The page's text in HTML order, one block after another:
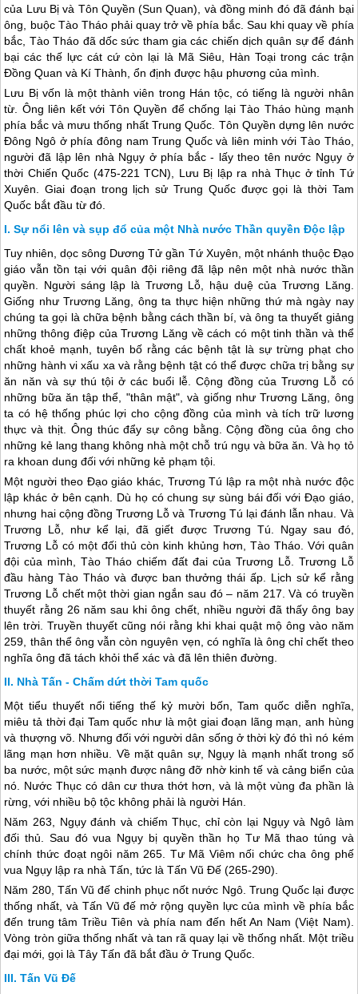
của Lưu Bị và Tôn Quyền (Sun Quan), và đồng minh đó đã đánh bại
ông, buộc Tào Tháo phải quay trở về phía bắc. Sau khi quay về phía
bắc, Tào Tháo đã dốc sức tham gia các chiến dịch quân sự để đánh
bại các thế lực cát cứ còn lại là Mã Siêu, Hàn Toại trong các trận
Đồng Quan và Kí Thành, ổn định được hậu phương của mình.
Lưu Bị vốn là một thành viên trong Hán tộc, có tiếng là người nhân
từ. Ông liên kết với Tôn Quyền để chống lại Tào Tháo hùng mạnh
phía bắc và mưu thống nhất Trung Quốc . Tôn Quyền dựng lên nước
Đông Ngô ở phía đông namTrung Quốcvà liên minh với Tào Tháo,
người đã lập lên nhà Ngụy ở phía bắc - lấy theo tên nước Ngụy ở
thời Chiến Quốc (475-221 TCN), Lưu Bị lập ra nhà Thục ở tỉnh Tứ
Xuyên. Giai đoạn trong lịch sử Trung Quốcđược gọi là thời Tam
Quốc bắt đầu từ đó.
Sự nổi lên và sụp đổ của một Nhà nước Thần quyền Độc lập
Tuy nhiên, dọc sông Dương Tử gần Tứ Xuyên, một nhánh thuộc Đạo
giáo vẫn tồn tại với quân đội riêng đã lập nên một nhà nước thần
quyền. Người sáng lập là Trương Lỗ, hậu duệ của Trương Lăng.
Giống như Trương Lăng, ông ta thực hiện những thứ mà ngày nay
chúng ta gọi là chữa bệnh bằng cách thần bí, và ông ta thuyết giảng
những thông điệp của Trương Lăng về cách có một tinh thần và thể
chất khoẻ mạnh, tuyên bố rằng các bệnh tật là sự trừng phạt cho
những hành vi xấu xa và rằng bệnh tật có thể được chữa trị bằng sự
ăn năn và sự thú tội ở các buổi lễ. Cộng đồng của Trương Lỗ có
những bữa ăn tập thể, "thân mật", và giống như Trương Lăng, ông
ta có hệ thống phúc lợi cho cộng đồng của mình và tích trữ lương
thực và thịt. Ông thúc đẩy sự công bằng. Cộng đồng của ông cho
những kẻ lang thang không nhà một chỗ trú ngụ và bữa ăn. Và họ tỏ
ra khoan dung đối với những kẻ phạm tội.
Một người theo Đạo giáo khác, Trương Tú lập ra một nhà nước độc
lập khác ở bên cạnh. Dù họ có chung sự sùng bái đối với Đạo giáo,
nhưng hai cộng đồng Trương Lỗ và Trương Tú lại đánh lẫn nhau. Và
Trương Lỗ, như kể lại, đã giết được Trương Tú. Ngay sau đó,
Trương Lỗ có một đối thủ còn kinh khủng hơn, Tào Tháo. Với quân
đội của mình, Tào Tháo chiếm đất đai của Trương Lỗ. Trương Lỗ
đầu hàng Tào Tháo và được ban thưởng thái ấp. Lịch sử kể rằng
Trương Lỗ chết một thời gian ngắn sau đó – năm 217. Và có truyền
thuyết rằng 26 năm sau khi ông chết, nhiều người đã thấy ông bay
lên trời. Truyền thuyết cũng nói rằng khi khai quật mộ ông vào năm
259, thân thể ông vẫn còn nguyên vẹn, có nghĩa là ông chỉ chết theo
nghĩa ông đã tách khỏi thể xác và đã lên thiên đường.
Nhà Tấn - Chấm dứt thời Tam quốc
Một tiểu thuyết nổi tiếng thế kỷ mười bốn, Tam quốc diễn nghĩa,
miêu tả thời đại Tam quốc như là một giai đoạn lãng mạn, anh hùng
và thượng võ. Nhưng đối với người dân sống ở thời kỳ đó thì nó kém
lãng mạn hơn nhiều. Về mặt quân sự, Ngụy là mạnh nhất trong số
ba nước, một sức mạnh được nâng đỡ nhờ kinh tế và cảng biển của
nó. Nước Thục có dân cư thưa thớt hơn, và là một vùng đa phần là
rừng, với nhiều bộ tộc không phải là người Hán.
Năm 263, Ngụy đánh và chiếm Thục, chỉ còn lại Ngụy và Ngô làm
đối thủ. Sau đó vua Ngụy bị quyền thần họ Tư Mã thao túng và
chính thức đoạt ngôi năm 265. Tư Mã Viêm nối chức cha ông phế
vua Ngụy lập ra nhà Tấn, tức là Tấn Vũ Đế (265-290).
Năm 280, Tấn Vũ đế chinh phục nốt nước Ngô. Trung Quốc lại được
thống nhất, và Tấn Vũ đế mở rộng quyền lực của mình về phía bắc
đến trung tâm Triều Tiên và phía nam đến hết An Nam (Việt Nam).
Vòng tròn giữa thống nhất và tan rã quay lại về thống nhất. Một triều
đại mới, gọi là Tây Tấn đã bắt đầu ởTrung Quốc
Tấn Vũ Đế